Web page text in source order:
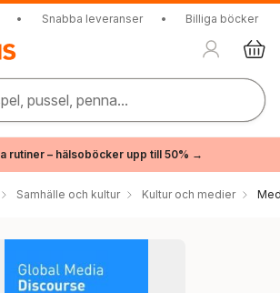
• Snabba leveranser • Billiga böcker
pussel, penna...
rutiner – hälsoböcker upp till 50% →
Samhälle och kultur Kultur och medier